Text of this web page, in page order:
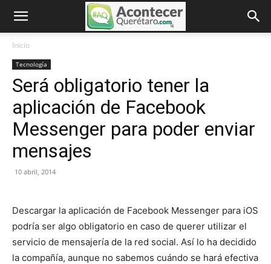
Inicio
Tecnología
Será obligatorio tener la
aplicación de Facebook
Messenger para poder enviar
mensajes
10 abril, 2014
Descargar la aplicación de Facebook Messenger para iOS
podría ser algo obligatorio en caso de querer utilizar el
servicio de mensajería de la red social. Así lo ha decidido
la compañía, aunque no sabemos cuándo se hará efectiva